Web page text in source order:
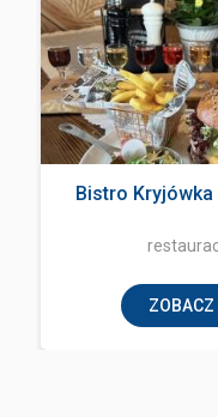
Bistro
ZOBACZ